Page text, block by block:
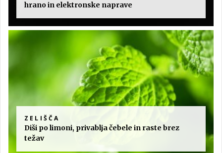
hrano in elektronske naprave
ZELIŠČA
Diši po limoni, privablja čebele in raste brez
težav